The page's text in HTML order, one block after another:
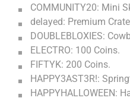
COMMUNITY20: Mini
delayed: Premium
DOUBLEBLOXIES:
ELECTRO: 100 Coins.
FIFTYK: 200 Coins.
HAPPY3AST3R!:
HAPPYHALLOWEEN: